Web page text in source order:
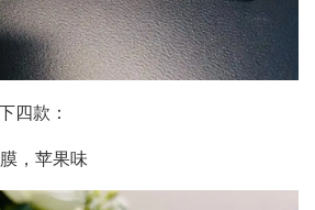
四款：
，苹果味